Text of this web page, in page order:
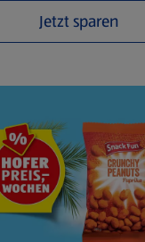
Jetzt sparen